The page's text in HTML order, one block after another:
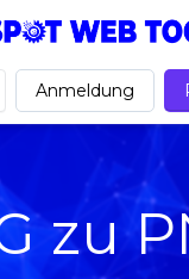
Anmeldung
zu